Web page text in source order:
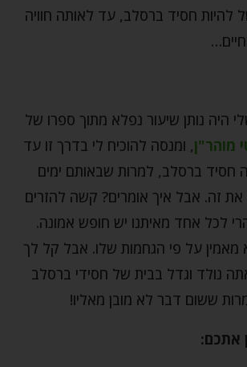
חסיד ברסלב, עד לאותה חוויה
היה נותן שיעור נפלא מתוך ספרו של
מוהר"ן, ומנסה להוכיח לי בדרך זו עד
חסיד ברסלב, למרות שבאותם ימים
את זה. אבל איך אומרים? קשה להזרים
לכל אחד מאיתנו יש חופש אמונה.
מאמין על פי הגחמות שלו. אבל קל לך
נולד וגדל בבית של חסידי ברסלב
ששום דבר לא מובן מאליו!
אתכם: